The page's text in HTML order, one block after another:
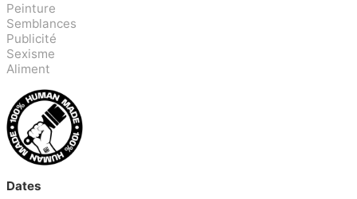
Peinture
Semblances
Publicité
Sexisme
Aliment
Dates